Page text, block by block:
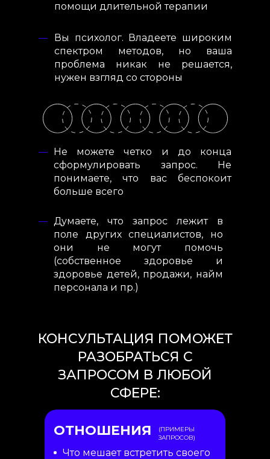
помощи длительной терапии
Вы психолог. Владеете широким
спектром методов, но ваша
проблема никак не решается,
нужен взгляд со стороны
Не можете четко и до конца
сформулировать запрос. Не
понимаете, что вас беспокоит
больше всего
Думаете, что запрос лежит в
поле других специалистов, но
они не могут помочь
(собственное здоровье и
здоровье детей, продажи, найм
персонала и пр.)
КОНСУЛЬТАЦИЯ ПОМОЖЕТ
РАЗОБРАТЬСЯ С
ЗАПРОСОМ В ЛЮБОЙ
СФЕРЕ:
Что мешает встретить своего
(ПРИМЕРЫ
ЗАПРОСОВ)
ОТНОШЕНИЯ